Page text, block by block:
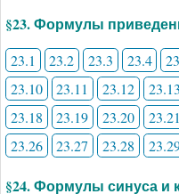
§23. Формулы
23.1 23.2 23.3 23.4
23.10
23.11 23.12 23.13
23.18
23.19 23.20 23.21
23.26
23.27 23.28
§24. Формулы синуса и